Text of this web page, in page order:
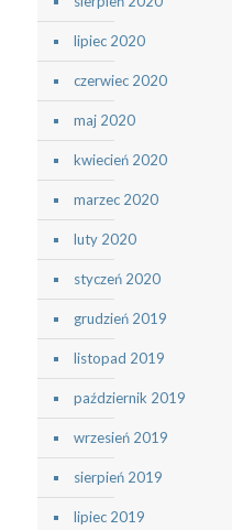
lipiec 2020
czerwiec 2020
maj 2020
kwiecień 2020
marzec 2020
luty 2020
styczeń 2020
grudzień 2019
listopad 2019
październik 2019
wrzesień 2019
sierpień 2019
lipiec 2019